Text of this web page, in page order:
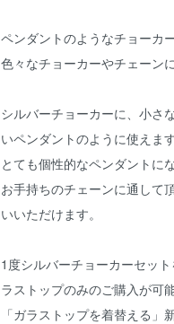
ペンダントのようなチョーカ
色々なチョーカーやチェーン
シルバーチョーカーに、小さ
いペンダントのように使えま
とても個性的なペンダントに
お手持ちのチェーンに通して
いいただけます。
1度シルバーチョーカーセッ
ラストップのみのご購入が可
「ガラストップを着替える」